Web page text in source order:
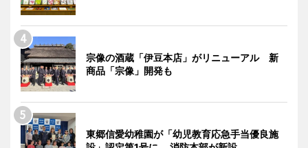
宗像の酒蔵「伊豆本店」がリニューアル 新
商品「宗像」開発も
東郷信愛幼稚園が「幼児教育応急手当優良施